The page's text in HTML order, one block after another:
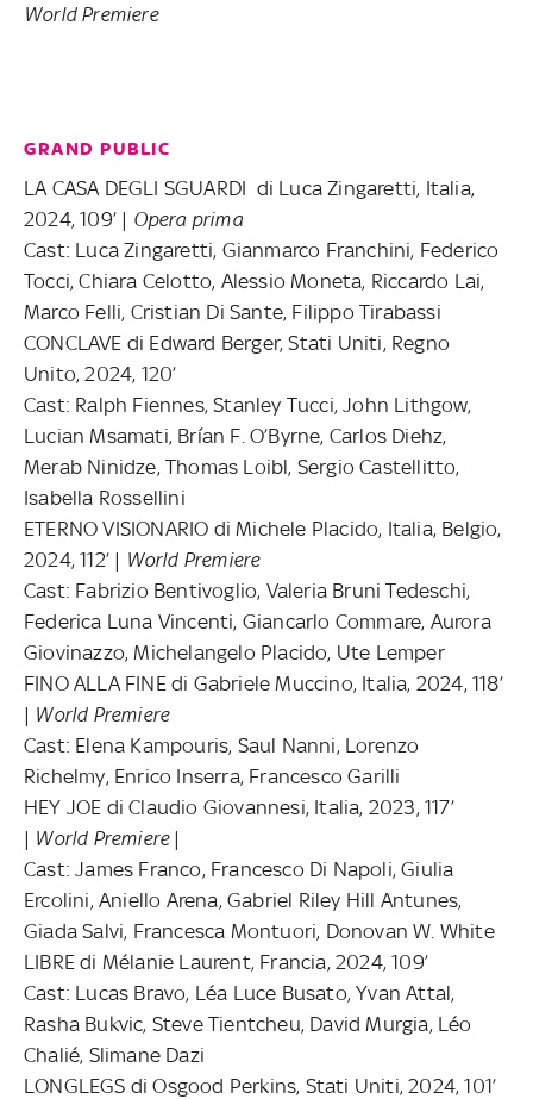
World Premiere
GRAND PUBLIC
LA CASA DEGLI SGUARDI di Luca Zingaretti, Italia,
2024, 109’ | Opera prima
Cast: Luca Zingaretti, Gianmarco Franchini, Federico
Tocci, Chiara Celotto, Alessio Moneta, Riccardo Lai,
Marco Felli, Cristian Di Sante, Filippo Tirabassi
CONCLAVE di Edward Berger, Stati Uniti, Regno
Unito, 2024, 120’
Cast: Ralph Fiennes, Stanley Tucci, John Lithgow,
Lucian Msamati, Brían F. O’Byrne, Carlos Diehz,
Merab Ninidze, Thomas Loibl, Sergio Castellitto,
Isabella Rossellini
ETERNO VISIONARIO di Michele Placido, Italia, Belgio,
2024, 112’ | World Premiere
Cast: Fabrizio Bentivoglio, Valeria Bruni Tedeschi,
Federica Luna Vincenti, Giancarlo Commare, Aurora
Giovinazzo, Michelangelo Placido, Ute Lemper
FINO ALLA FINE di Gabriele Muccino, Italia, 2024, 118’
| World Premiere
Cast: Elena Kampouris, Saul Nanni, Lorenzo
Richelmy, Enrico Inserra, Francesco Garilli
HEY JOE di Claudio Giovannesi, Italia, 2023, 117’
| World Premiere|
Cast: James Franco, Francesco Di Napoli, Giulia
Ercolini, Aniello Arena, Gabriel Riley Hill Antunes,
Giada Salvi, Francesca Montuori, Donovan W. White
LIBRE di Mélanie Laurent, Francia, 2024, 109’
Cast: Lucas Bravo, Léa Luce Busato, Yvan Attal,
Rasha Bukvic, Steve Tientcheu, David Murgia, Léo
Chalié, Slimane Dazi
LONGLEGS di Osgood Perkins, Stati Uniti, 2024, 101’